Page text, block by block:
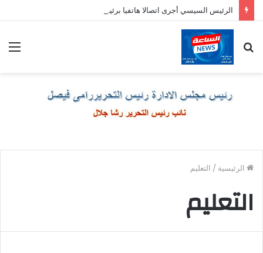
الرئيس السيسي أجرى اتصالا هاتفيا برئيس وزراء اليونان
عن
الرئيسية / التعليم
التعليم